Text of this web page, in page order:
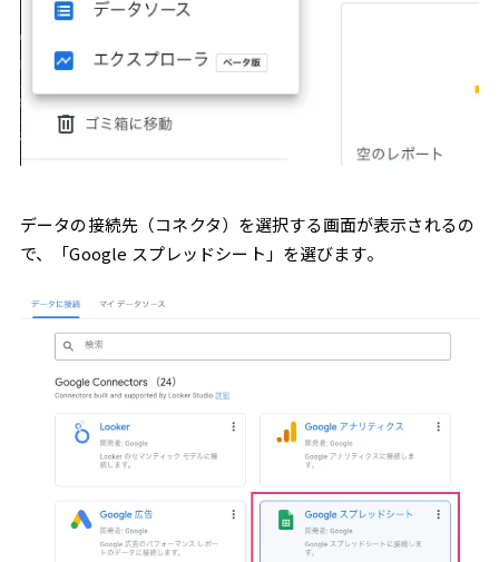
データの接続先（コネクタ）を選択する画面が表示されるの
で、「Google スプレッドシート」を選びます。